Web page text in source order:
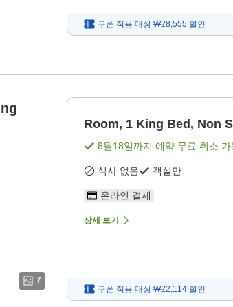
쿠폰 적용 대상 ₩28,555 할인
7
Room, 1 King Bed, Non
8월18일까지 예약 무료 취소 가
식사 없음 객실만
온라인 결제
상세 보기
쿠폰 적용 대상 ₩22,114 할인